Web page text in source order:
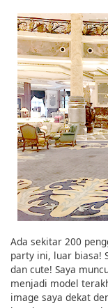
Ada sekitar 200
party ini, luar biasa!
dan cute! Saya
menjadi model
image saya dekat